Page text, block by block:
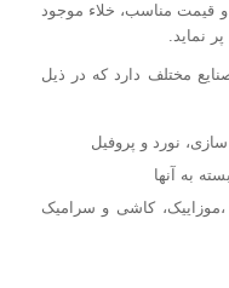
و قیمت مناسب، خلاء موجود
نماید.
مختلف دارد که در ذیل
نورد و پروفیل
به آنها
،موزاییک، کاشی و سرامیک